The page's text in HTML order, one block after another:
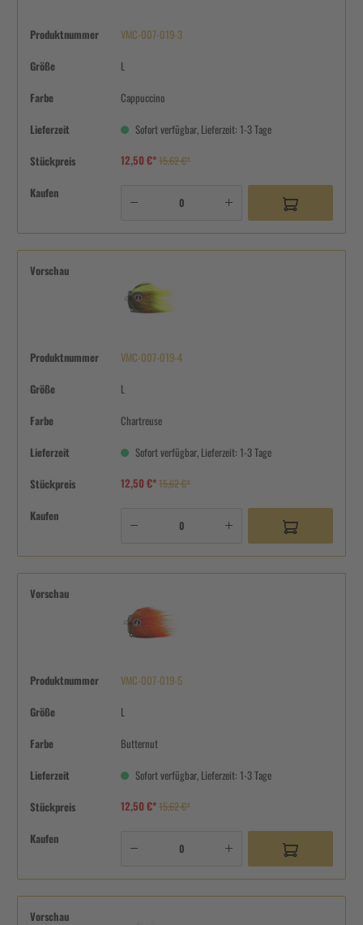
Produktnummer VMC-007-019-3
Größe L
Farbe Cappuccino
Lieferzeit Sofort verfügbar, Lieferzeit: 1-3 Tage
Stückpreis 12,50 €*15,62 €*
Kaufen
Vorschau
Produktnummer VMC-007-019-4
Größe L
Farbe Chartreuse
Lieferzeit Sofort verfügbar, Lieferzeit: 1-3 Tage
Stückpreis 12,50 €*15,62 €*
Kaufen
Vorschau
Produktnummer VMC-007-019-5
Größe L
Farbe Butternut
Lieferzeit Sofort verfügbar, Lieferzeit: 1-3 Tage
Stückpreis 12,50 €*15,62 €*
Kaufen
Vorschau